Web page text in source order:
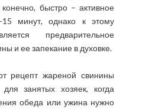
конечно, быстро – активное
15 минут, однако к этому
предварительное
и ее запекание в духовке.
рецепт жареной свинины
занятых хозяек, когда
обеда или ужина нужно